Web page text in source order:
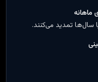
ماهانه
سال‌ها تمدید می‌کنند.